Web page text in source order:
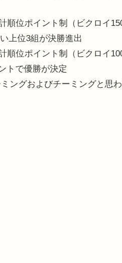
順位ポイント制（ビクロイ
上位3組が決勝進出
順位ポイント制（ビクロイ
トで優勝が決定
ングおよびチーミングと思